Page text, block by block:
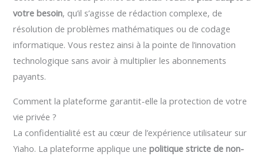
votre besoin, qu’il s’agisse de rédaction complexe, de
résolution de problèmes mathématiques ou de codage
informatique. Vous restez ainsi à la pointe de l’innovation
technologique sans avoir à multiplier les abonnements
payants.
Comment la plateforme garantit-elle la protection de votre
vie privée ?
La confidentialité est au cœur de l’expérience utilisateur sur
Yiaho. La plateforme applique unepolitique stricte de non-